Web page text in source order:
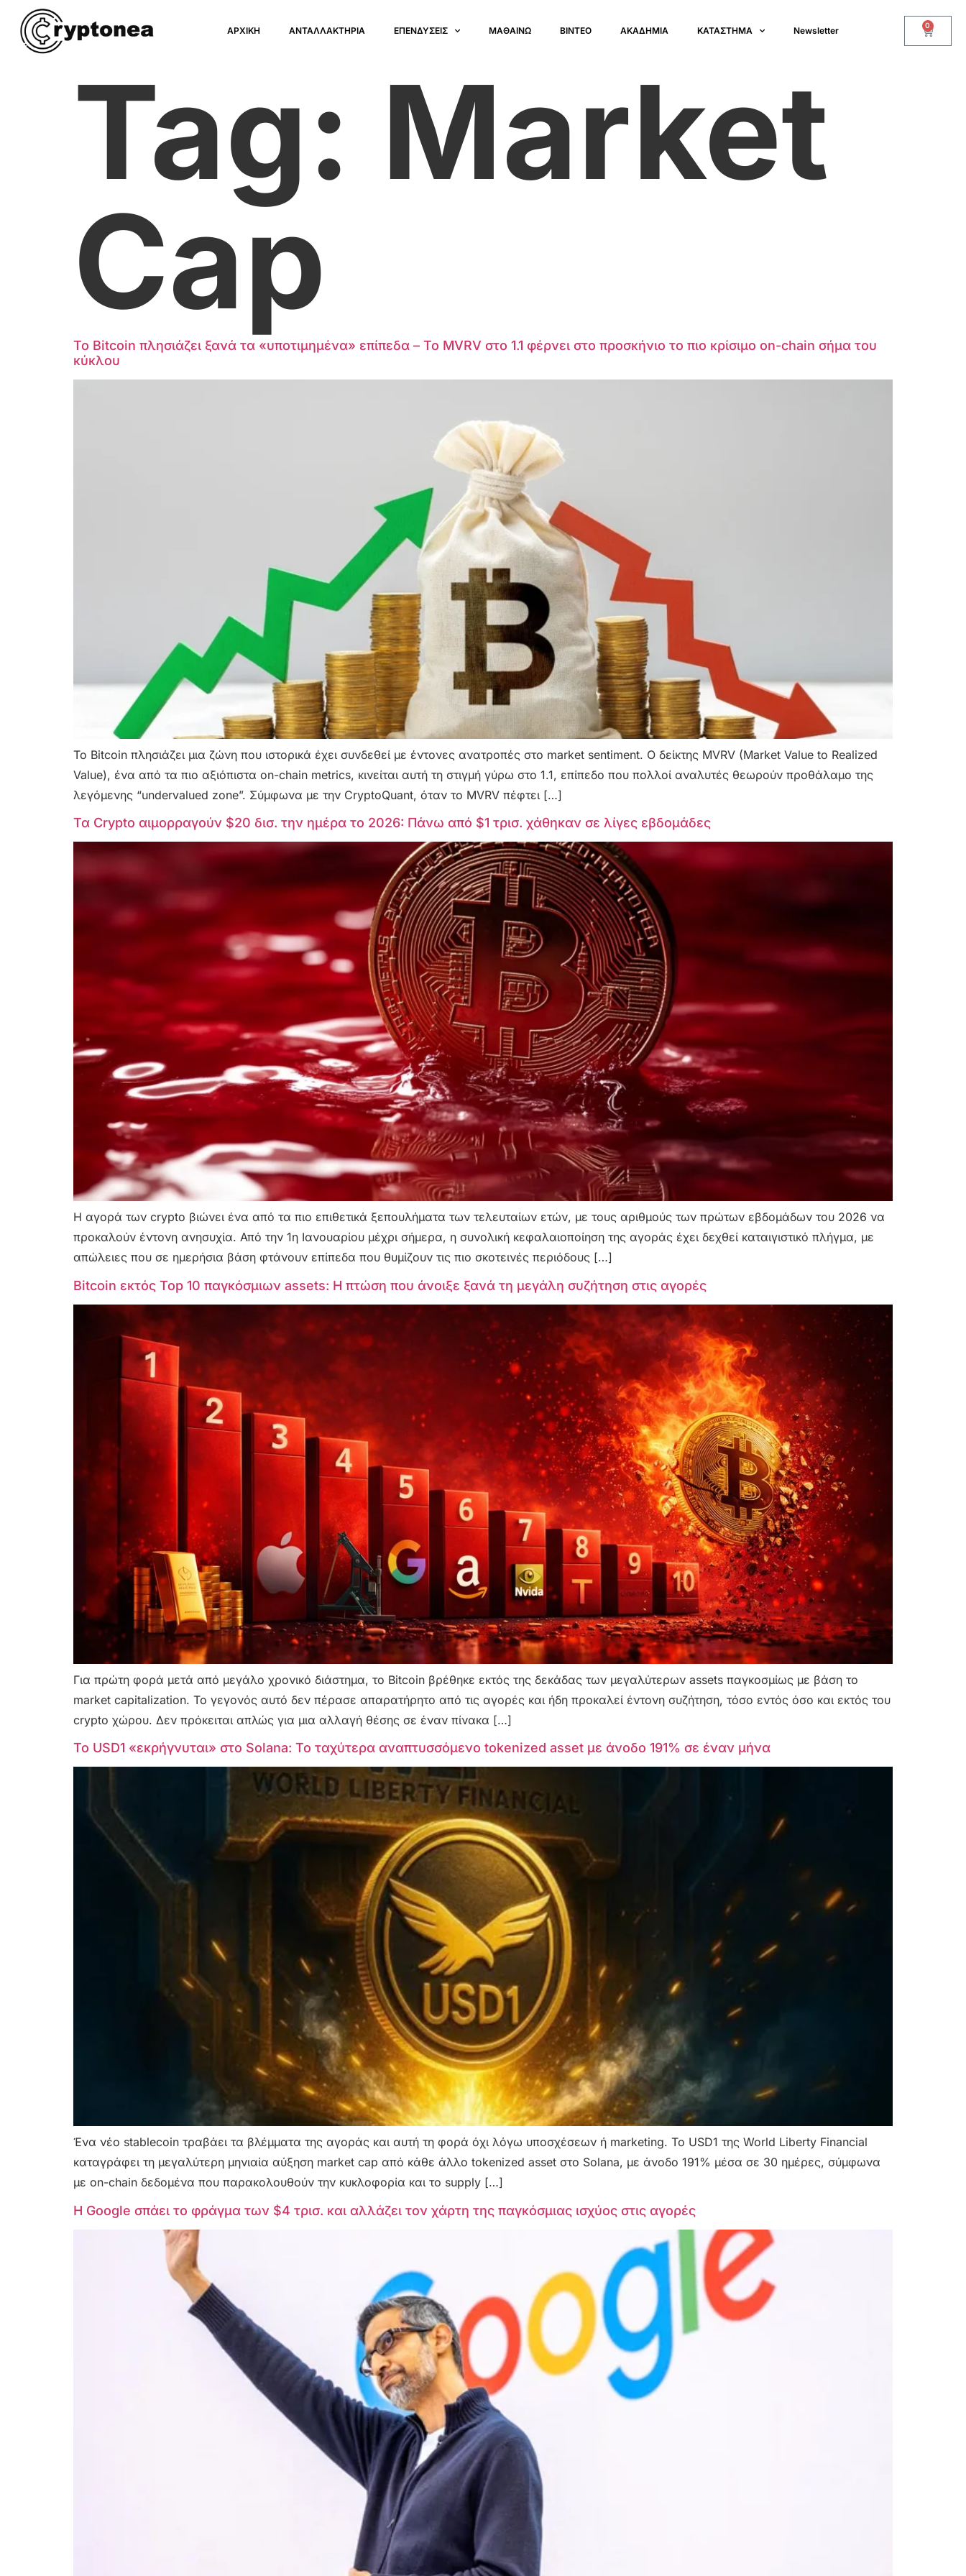
ΑΡΧΙΚΗ ΑΝΤΑΛΛΑΚΤΗΡΙΑ ΕΠΕΝΔΥΣΕΙΣ ΜΑΘΑΙΝΩ ΒΙΝΤΕΟ ΑΚΑΔΗΜΙΑ ΚΑΤΑΣΤΗΜΑ Newsletter 0
Tag: Market
Cap
Το Bitcoin πλησιάζει ξανά τα «υποτιμημένα» επίπεδα – Το MVRV στο 1.1 φέρνει στο προσκήνιο το πιο κρίσιμο on-chain σήμα του
κύκλου
Το Bitcoin πλησιάζει μια ζώνη που ιστορικά έχει συνδεθεί με έντονες ανατροπές στο market sentiment. Ο δείκτης MVRV (Market Value to Realized
Value), ένα από τα πιο αξιόπιστα on-chain metrics, κινείται αυτή τη στιγμή γύρω στο 1.1, επίπεδο που πολλοί αναλυτές θεωρούν προθάλαμο της
λεγόμενης “undervalued zone”. Σύμφωνα με την CryptoQuant, όταν το MVRV πέφτει […]
Τα Crypto αιμορραγούν $20 δισ. την ημέρα το 2026: Πάνω από $1 τρισ. χάθηκαν σε λίγες εβδομάδες
Η αγορά των crypto βιώνει ένα από τα πιο επιθετικά ξεπουλήματα των τελευταίων ετών, με τους αριθμούς των πρώτων εβδομάδων του 2026 να
προκαλούν έντονη ανησυχία. Από την 1η Ιανουαρίου μέχρι σήμερα, η συνολική κεφαλαιοποίηση της αγοράς έχει δεχθεί καταιγιστικό πλήγμα, με
απώλειες που σε ημερήσια βάση φτάνουν επίπεδα που θυμίζουν τις πιο σκοτεινές περιόδους […]
Bitcoin εκτός Top 10 παγκόσμιων assets: Η πτώση που άνοιξε ξανά τη μεγάλη συζήτηση στις αγορές
Για πρώτη φορά μετά από μεγάλο χρονικό διάστημα, το Bitcoin βρέθηκε εκτός της δεκάδας των μεγαλύτερων assets παγκοσμίως με βάση το
market capitalization. Το γεγονός αυτό δεν πέρασε απαρατήρητο από τις αγορές και ήδη προκαλεί έντονη συζήτηση, τόσο εντός όσο και εκτός του
crypto χώρου. Δεν πρόκειται απλώς για μια αλλαγή θέσης σε έναν πίνακα […]
Το USD1 «εκρήγνυται» στο Solana: Το ταχύτερα αναπτυσσόμενο tokenized asset με άνοδο 191% σε έναν μήνα
Ένα νέο stablecoin τραβάει τα βλέμματα της αγοράς και αυτή τη φορά όχι λόγω υποσχέσεων ή marketing. Το USD1 της World Liberty Financial
καταγράφει τη μεγαλύτερη μηνιαία αύξηση market cap από κάθε άλλο tokenized asset στο Solana, με άνοδο 191% μέσα σε 30 ημέρες, σύμφωνα
με on-chain δεδομένα που παρακολουθούν την κυκλοφορία και το supply […]
Η Google σπάει το φράγμα των $4 τρισ. και αλλάζει τον χάρτη της παγκόσμιας ισχύος στις αγορές